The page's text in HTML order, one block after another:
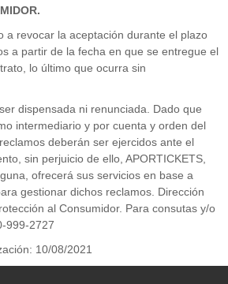
a revocar la aceptación durante el plazo
a partir de la fecha en que se entregue el
lo último que ocurra sin
dispensada ni renunciada. Dado que
intermediario y por cuenta y orden del
deberán ser ejercidos ante el
sin perjuicio de ello, APORTICKETS,
ofrecerá sus servicios en base a
gestionar dichos reclamos. Dirección
al Consumidor. Para consutas y/o
999-2727
10/08/2021